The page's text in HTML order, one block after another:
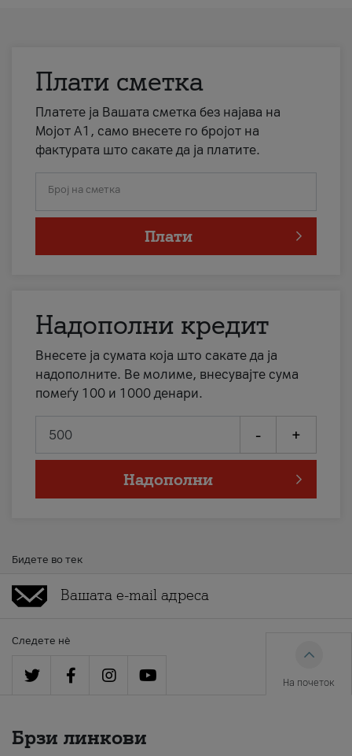
Плати сметка
Платете ја Вашата сметка без најава на
Мојот А1, само внесете го бројот на
фактурата што сакате да ја платите.
Број на сметка
Плати
Надополни кредит
Внесете ја сумата која што сакате да ја
надополните. Ве молиме, внесувајте сума
помеѓу 100 и 1000 денари.
- +
Надополни
Бидете во тек
Следете нè
На почеток
Брзи линкови